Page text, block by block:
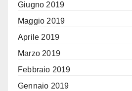
Giugno 2019
Maggio 2019
Aprile 2019
Marzo 2019
Febbraio 2019
Gennaio 2019